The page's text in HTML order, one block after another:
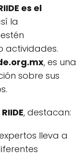
es el
la
actividades.
, es una
sobre sus
, destacan:
lleva a